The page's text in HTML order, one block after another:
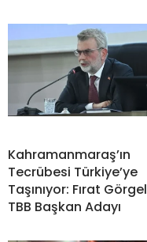
Kahramanmaraş’ın
Tecrübesi Türkiye’ye
Taşınıyor: Fırat Görgel
TBB Başkan Adayı